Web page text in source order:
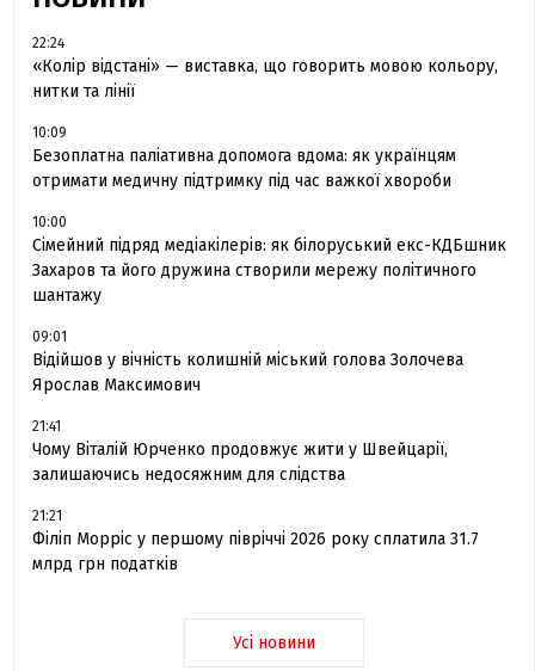
22:24
«Колір відстані» — виставка, що говорить мовою кольору,
нитки та лінії
10:09
Безоплатна паліативна допомога вдома: як українцям
отримати медичну підтримку під час важкої хвороби
10:00
Сімейний підряд медіакілерів: як білоруський екс-КДБшник
Захаров та його дружина створили мережу політичного
шантажу
09:01
Відійшов у вічність колишній міський голова Золочева
Ярослав Максимович
21:41
Чому Віталій Юрченко продовжує жити у Швейцарії,
залишаючись недосяжним для слідства
21:21
Філіп Морріс у першому півріччі 2026 року сплатила 31.7
млрд грн податків
Усі новини